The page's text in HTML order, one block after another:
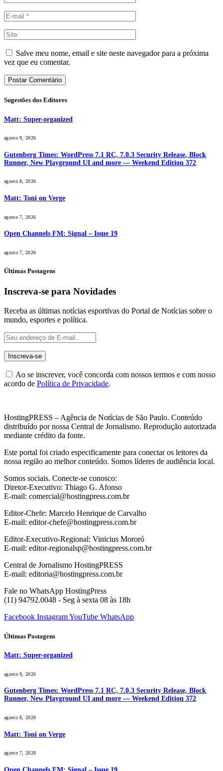
Salve meu nome, email e site neste navegador para a próxima
vez que eu comentar.
Sugestões dos Editores
Matt: Super-organized
agosto 9, 2026
Gutenberg Times: WordPress 7.1 RC, 7.0.3 Security Release, Block
Runner, New Playground UI and more — Weekend Edition 372
agosto 8, 2026
Matt: Toni on Verge
agosto 7, 2026
Open Channels FM: Signal – Issue 19
agosto 7, 2026
Últimas Postagens
Inscreva-se para Novidades
Receba as últimas notícias esportivas do Portal de Notícias sobre o
mundo, esportes e política.
Ao se inscrever, você concorda com nossos termos e com nosso
acordo de Política de Privacidade.
HostingPRESS – Agência de Notícias de São Paulo. Conteúdo
distribuído por nossa Central de Jornalismo. Reprodução autorizada
mediante crédito da fonte.
Este portal foi criado especificamente para conectar os leitores da
nossa região ao melhor conteúdo. Somos líderes de audiência local.
Somos sociais. Conecte-se conosco:
Diretor-Executivo: Thiago G. Afonso
E-mail: comercial@hostingpress.com.br
Editor-Chefe: Marcelo Henrique de Carvalho
E-mail: editor-chefe@hostingpress.com.br
Editor-Executivo-Regional: Vinicius Mororó
E-mail: editor-regionalsp@hostingpress.com.br
Central de Jornalismo HostingPRESS
E-mail: editoria@hostingpress.com.br
Fale no WhatsApp HostingPress
(11) 94792.0048 - Seg à sexta 08 às 18h
Facebook InstagramYouTube WhatsApp
Últimas Postagens
Matt: Super-organized
agosto 9, 2026
Gutenberg Times: WordPress 7.1 RC, 7.0.3 Security Release, Block
Runner, New Playground UI and more — Weekend Edition 372
agosto 8, 2026
Matt: Toni on Verge
agosto 7, 2026